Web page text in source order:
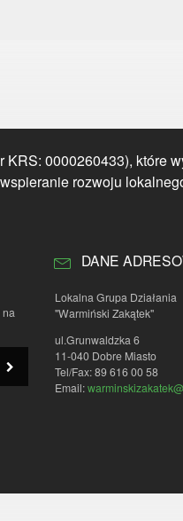
0000260433), które
rozwoju
DANE
Lokalna Grupa Działania
"Warmiński Zakątek"
ul.Grunwaldzka 6
11-040 Dobre Miasto
Tel/Fax: 89 616 00 58
Email: